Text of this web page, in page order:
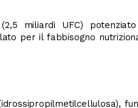
miliardi UFC)
per il fabbisogno